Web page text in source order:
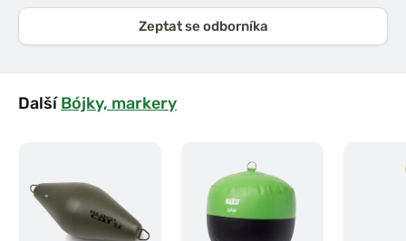
Zeptat se odborníka
DalšíBójky, markery